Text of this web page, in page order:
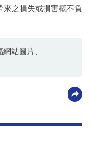
來之損失或損害概不負
站圖片、